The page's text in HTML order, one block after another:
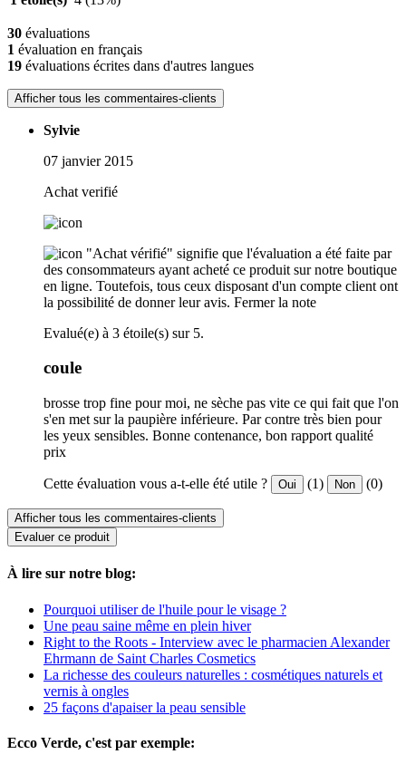
30 évaluations
1 évaluation en français
19 évaluations écrites dans d'autres langues
Afficher tous les commentaires-clients
Sylvie
07 janvier 2015
Achat verifié
"Achat vérifié" signifie que l'évaluation a été faite par
des consommateurs ayant acheté ce produit sur notre boutique
en ligne. Toutefois, tous ceux disposant d'un compte client ont
la possibilité de donner leur avis. Fermer la note
Evalué(e) à 3 étoile(s) sur 5.
coule
brosse trop fine pour moi, ne sèche pas vite ce qui fait que l'on
s'en met sur la paupière inférieure. Par contre très bien pour
les yeux sensibles. Bonne contenance, bon rapport qualité
prix
Cette évaluation vous a-t-elle été utile ? Oui (1) Non (0)
Afficher tous les commentaires-clients
Evaluer ce produit
À lire sur notre blog:
Pourquoi utiliser de l'huile pour le visage ?
Une peau saine même en plein hiver
Right to the Roots - Interview avec le pharmacien Alexander
Ehrmann de Saint Charles Cosmetics
La richesse des couleurs naturelles : cosmétiques naturels et
vernis à ongles
25 façons d'apaiser la peau sensible
Ecco Verde, c'est par exemple: